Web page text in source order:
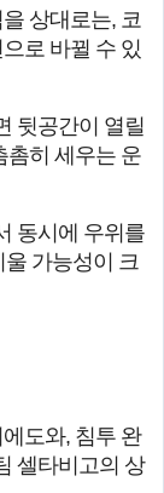
상대로는, 코
로 바뀔 수 있
뒷공간이 열릴
촘히 세우는 운
동시에 우위를
가능성이 크
도와, 침투 완
셀타비고의 상